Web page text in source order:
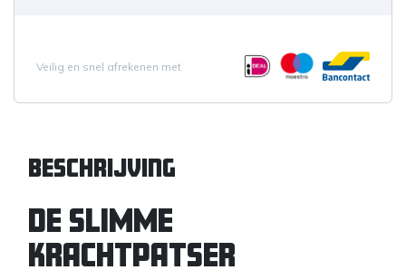
Veilig en snel afrekenen met
Beschrijving
DE SLIMME
KRACHTPATSER